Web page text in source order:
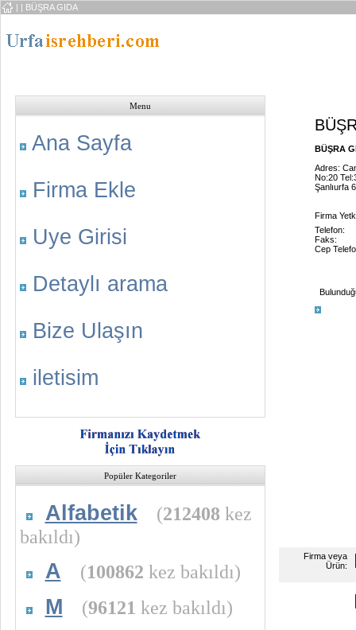
| | BÜŞRA GIDA
Menu
Ana Sayfa
Firma Ekle
Uye Girisi
Detaylı arama
Bize Ulaşın
iletisim
Popüler Kategoriler
Alfabetik (212408 kez
bakıldı)
A (100862 kez bakıldı)
M (96121 kez bakıldı)
BÜŞRA
Adres:
No:20
Şanlıurfa
Firma
Telefon:
Faks:
Cep
Firma veya
Ürün: